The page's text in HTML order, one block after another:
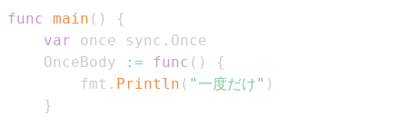
func main ( )
{
var once sync .
	OnceBody
:= func ( )
{
		fmt
. Println ( "一度だけ" )
}